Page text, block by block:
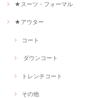
★スーツ・フォーマル
★アウター
コート
ダウンコート
トレンチコート
その他